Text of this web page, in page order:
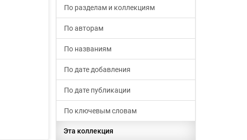
По разделам и коллекциям
По авторам
По названиям
По дате добавления
По дате публикации
По ключевым словам
Эта коллекция